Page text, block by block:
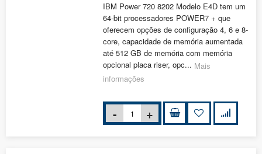
IBM Power 720 8202 Modelo E4D tem um
64-bit processadores POWER7 + que
oferecem opções de configuração 4, 6 e 8-
core, capacidade de memória aumentada
até 512 GB de memória com memória
opcional placa riser, opc... Mais
informações